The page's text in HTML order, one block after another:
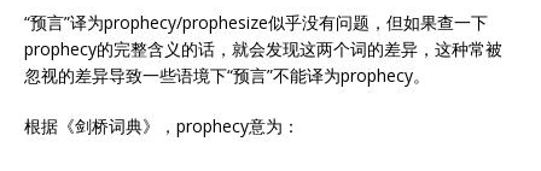
“预言”译为prophecy/prophesize似乎没有问题，但如果查一下
prophecy的完整含义的话，就会发现这两个词的差异，这种常被
忽视的差异导致一些语境下“预言”不能译为prophecy。
根据《剑桥词典》，prophecy意为：